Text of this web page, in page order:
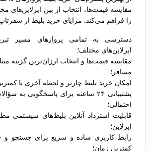
مقایسه قیمت‌ها، انتخاب از بین ایرلاین‌های
را فراهم می‌کند. مزایای خرید بلیط از سفرتاپ
دسترسی به تمامی پروازهای مسیر
ایرلاین‌های مختلف؛
مقایسه قیمت‌ها و انتخاب ارزان‌ترین گزینه
مسافر؛
امکان خرید بلیط چارتر و لحظه آخری با
پشتیبانی ۲۴ ساعته برای پاسخگویی به
احتمالی؛
قابلیت استرداد آنلاین بلیط‌های سیستمی
ایرلاین؛
رابط کاربری ساده و سریع برای جستجو و
کمترین زمان؛